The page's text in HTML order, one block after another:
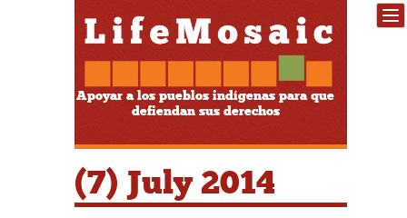
Apoyar a los pueblos indígenas para que
defiendan sus derechos
(7) July 2014